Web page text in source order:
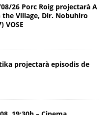
26 Porc Roig projectarà A
the Village, Dir. Nobuhiro
VOSE
projectarà episodis de